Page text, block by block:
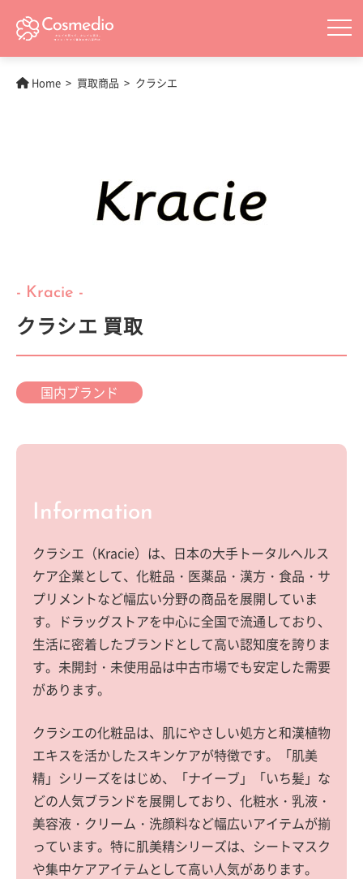
Home 買取商品 クラシエ
- Kracie -
クラシエ 買取
国内ブランド
Information
クラシエ（Kracie）は、日本の大手トータルヘルス
ケア企業として、化粧品・医薬品・漢方・食品・サ
プリメントなど幅広い分野の商品を展開していま
す。ドラッグストアを中心に全国で流通しており、
生活に密着したブランドとして高い認知度を誇りま
す。未開封・未使用品は中古市場でも安定した需要
があります。
クラシエの化粧品は、肌にやさしい処方と和漢植物
エキスを活かしたスキンケアが特徴です。「肌美
精」シリーズをはじめ、「ナイーブ」「いち髪」な
どの人気ブランドを展開しており、化粧水・乳液・
美容液・クリーム・洗顔料など幅広いアイテムが揃
っています。特に肌美精シリーズは、シートマスク
や集中ケアアイテムとして高い人気があります。